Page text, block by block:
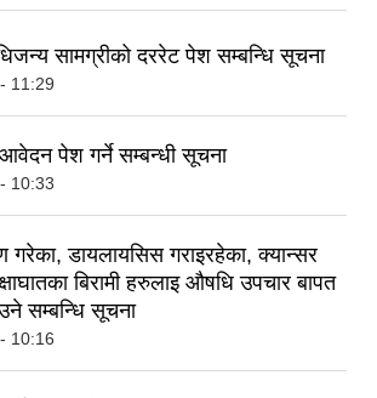
सामग्रीको दररेट पेश सम्बन्धि सूचना
11:29
आवेदन पेश गर्ने सम्बन्धी सूचना
10:33
गरेका, डायलायसिस गराइरहेका, क्यान्सर
बिरामी हरुलाइ औषधि उपचार बापत
सम्बन्धि सूचना
10:16